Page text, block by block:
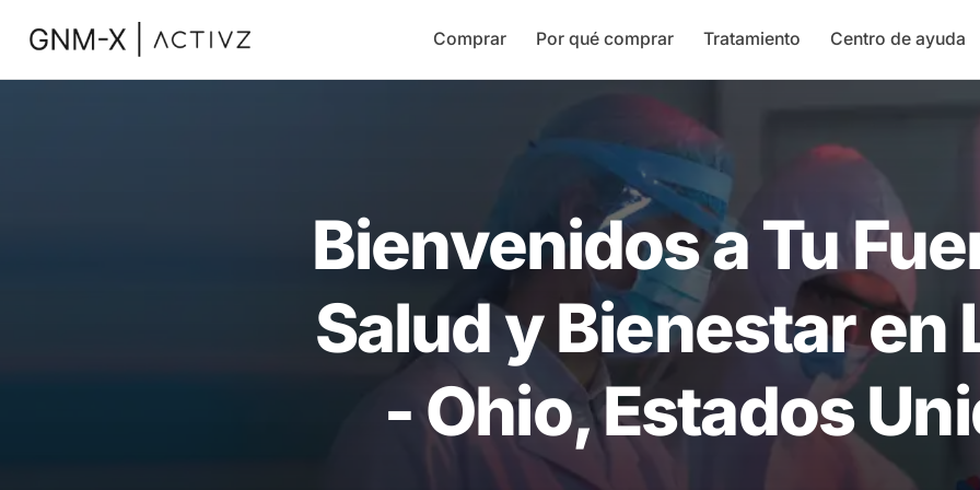
Comprar Por qué comprar Tratamiento Centro de ayuda
Bienvenidos a Tu
Salud y Bienestar en
- Ohio, Estados